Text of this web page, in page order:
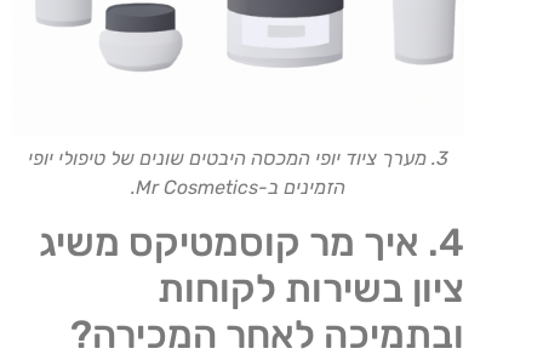
3. מערך ציוד יופי המכסה היבטים שונים של טיפולי יופי
הזמינים ב-Mr Cosmetics.
4. איך מר קוסמטיקס משיג
ציון בשירות לקוחות
ובתמיכה לאחר המכירה?